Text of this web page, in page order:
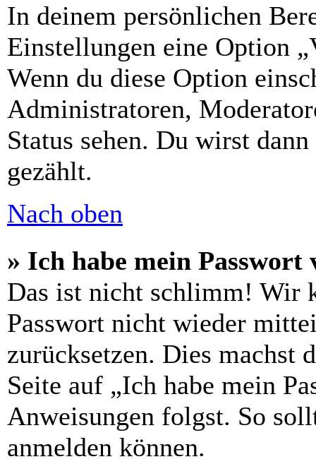
In deinem persönlichen
Einstellungen eine Option
Wenn du diese Option
Administratoren,
Status sehen. Du wirst
gezählt.
Nach oben
» Ich habe mein Passwort
Das ist nicht schlimm! Wir
Passwort nicht wieder
zurücksetzen. Dies machst
Seite auf „Ich habe mein
Anweisungen folgst. So
anmelden können.